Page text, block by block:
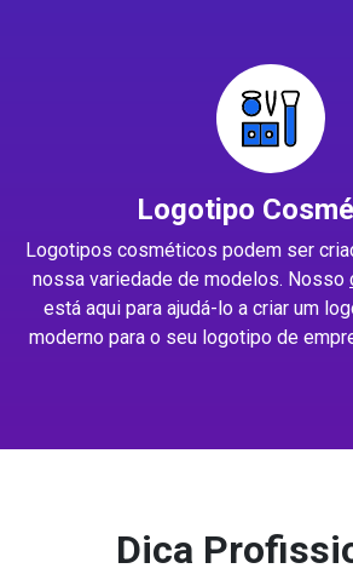
Logotipo
Logotipos cosméticos podem ser
nossa variedade de modelos. Nosso
está aqui para ajudá-lo a criar um
moderno para o seu logotipo de
Dica